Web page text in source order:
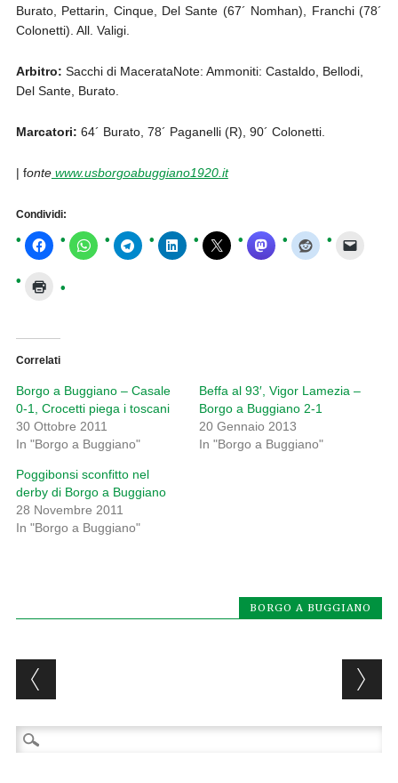
Burato, Pettarin, Cinque, Del Sante (67´ Nomhan), Franchi (78´
Colonetti). All. Valigi.
Arbitro: Sacchi di MacerataNote: Ammoniti: Castaldo, Bellodi,
Del Sante, Burato.
Marcatori: 64´ Burato, 78´ Paganelli (R), 90´ Colonetti.
| fontewww.usborgoabuggiano1920.it
Condividi:
Correlati
Borgo a Buggiano – Casale
0-1, Crocetti piega i toscani
30 Ottobre 2011
In "Borgo a Buggiano"
Beffa al 93′, Vigor Lamezia –
Borgo a Buggiano 2-1
20 Gennaio 2013
In "Borgo a Buggiano"
Poggibonsi sconfitto nel
derby di Borgo a Buggiano
28 Novembre 2011
In "Borgo a Buggiano"
BORGO A BUGGIANO
Post navigation
Ricerca
per: